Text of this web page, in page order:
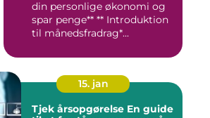
din personlige økonomi og
spar penge** ** Introduktion
til månedsfradrag*...
15. jan
Tjek årsopgørelse En guide